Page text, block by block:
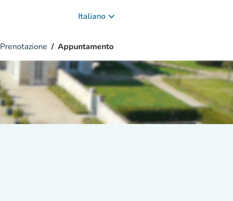
Italiano keyboard_arrow_down
Prenotazione Appuntamento